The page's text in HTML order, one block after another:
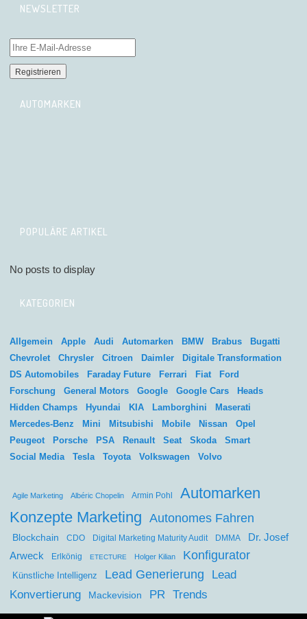
NEWSLETTER
AUTOMARKEN
POPULÄRE ARTIKEL
No posts to display
KATEGORIEN
Allgemein Apple Audi Automarken BMW Brabus
Bugatti
Chevrolet
Chrysler Citroen Daimler
Digitale Transformation
DS Automobiles
Faraday Future Ferrari Fiat
Ford
Forschung
General Motors Google Google Cars
Heads
Hidden Champs
Hyundai KIA Lamborghini
Maserati
Mercedes-Benz
Mini Mitsubishi Mobile Nissan
Opel
Peugeot
Porsche PSA Renault Seat Skoda
Smart
Social Media
Tesla Toyota Volkswagen Volvo
Agile Marketing Albéric Chopelin Armin Pohl
Automarken
Konzepte Marketing Autonomes Fahren
Blockchain CDO Digital Marketing Maturity Audit DMMA
Dr. Josef
Arweck
Erlkönig ETECTURE Holger Kilian Konfigurator
Künstliche Intelligenz Lead Generierung
Lead
Konvertierung
Mackevision PR Trends